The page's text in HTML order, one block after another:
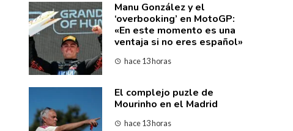
Manu González y el
‘overbooking’ en MotoGP:
«En este momento es una
ventaja si no eres español»
hace 13 horas
El complejo puzle de
Mourinho en el Madrid
hace 13 horas